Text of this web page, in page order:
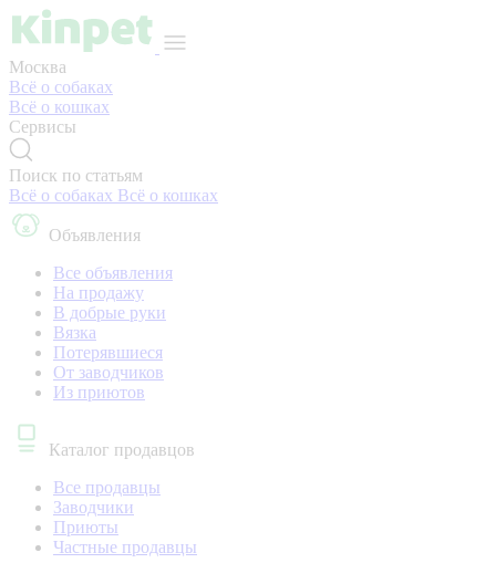
Москва
Всё о собаках
Всё о кошках
Сервисы
Поиск по статьям
Всё о собаках Всё о кошках
Объявления
Все объявления
На продажу
В добрые руки
Вязка
Потерявшиеся
От заводчиков
Из приютов
Каталог продавцов
Все продавцы
Заводчики
Приюты
Частные продавцы